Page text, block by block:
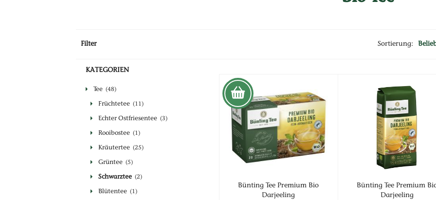
Filter
Sortierung:
KATEGORIEN
Tee (48)
Früchtetee (11)
Echter Ostfriesentee (3)
Rooibostee (1)
Kräutertee (25)
Grüntee (5)
Schwarztee (2)
Blütentee (1)
Bünting Tee Premium Bio
Darjeeling
Bünting Tee Premium
Darjeeling